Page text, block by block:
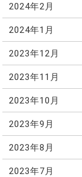
2024年2月
2024年1月
2023年12月
2023年11月
2023年10月
2023年9月
2023年8月
2023年7月